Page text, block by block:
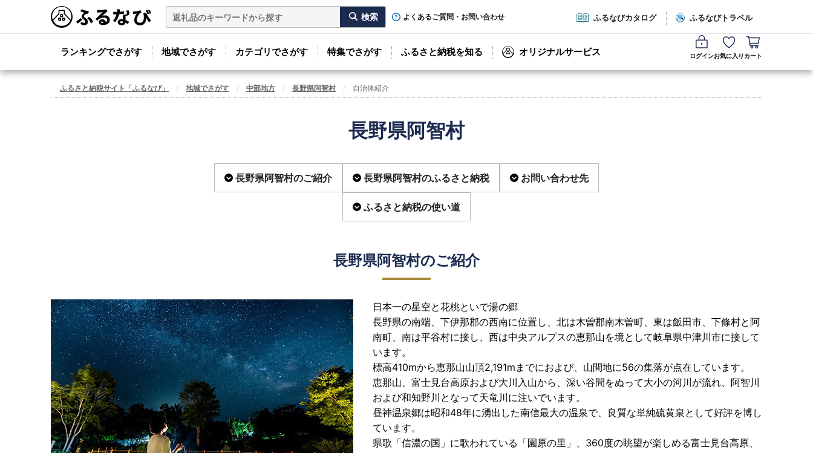
よくあるご質問・お問い合わせ ふるなびカタログ ふるなびトラベル
ランキングでさがす 地域でさがす カテゴリでさがす 特集でさがす ふるさと納税を知る オリジナルサービス ログインお気に入り カート
ふるさと納税サイト「ふるなび」 地域でさがす 中部地方 長野県阿智村 自治体紹介
長野県阿智村
長野県阿智村のご紹介 長野県阿智村のふるさと納税 お問い合わせ先
ふるさと納税の使い道
長野県阿智村のご紹介
日本一の星空と花桃といで湯の郷
長野県の南端、下伊那郡の西南に位置し、北は木曽郡南木曽町、東は飯田市、下條村と阿
南町、南は平谷村に接し、西は中央アルプスの恵那山を境として岐阜県中津川市に接して
います。
標高410mから恵那山山頂2,191mまでにおよび、山間地に56の集落が点在しています。
恵那山、富士見台高原および大川入山から、深い谷間をぬって大小の河川が流れ、阿智川
および和知野川となって天竜川に注いでいます。
昼神温泉郷は昭和48年に湧出した南信最大の温泉で、良質な単純硫黄泉として好評を博し
ています。
県歌「信濃の国」に歌われている「園原の里」、360度の眺望が楽しめる富士見台高原、